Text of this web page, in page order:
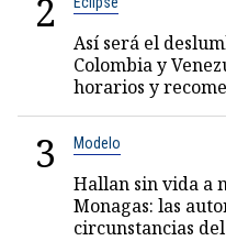
2
Así será el
Colombia y
horarios y
3 Modelo
Hallan sin vida a
Monagas: las
circunstancias